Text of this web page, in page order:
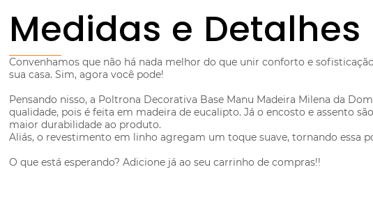
Medidas e Detalhes
Convenhamos que não há nada melhor do que unir conforto e
sua casa. Sim, agora você pode!
Pensando nisso, a Poltrona Decorativa Base Manu Madeira Milena da
qualidade, pois é feita em madeira de eucalipto. Já o encosto e assento
maior durabilidade ao produto.
Aliás, o revestimento em linho agregam um toque suave, tornando essa
O que está esperando? Adicione já ao seu carrinho de compras!!